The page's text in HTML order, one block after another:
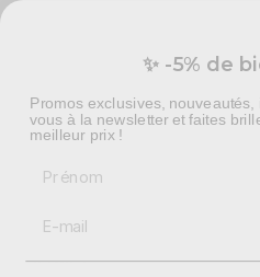
Optez pour un anniversaire
pastels !
✨ -5% de
Promos exclusives,
vous à la newsletter et faites
meilleur prix !
Prénom